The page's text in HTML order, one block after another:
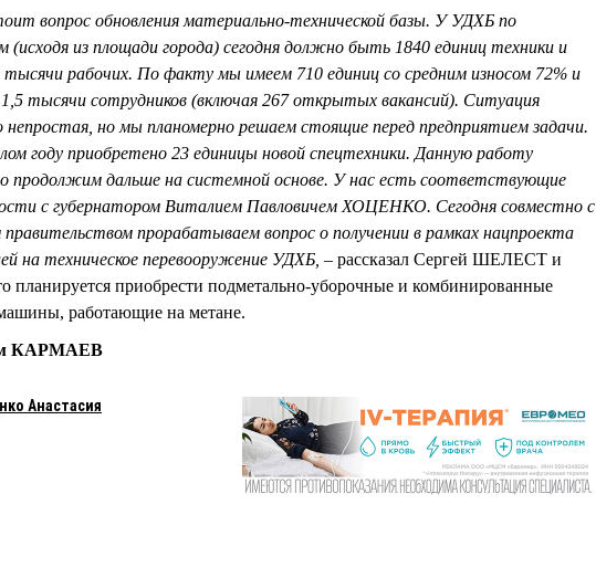
вопрос обновления материально-технической базы. У УДХБ по
(исходя из площади города) сегодня должно быть 1840 единиц техники и
тысячи рабочих. По факту мы имеем 710 единиц со средним износом 72% и
тысячи сотрудников (включая 267 открытых вакансий). Ситуация
непростая, но мы планомерно решаем стоящие перед предприятием задачи.
году приобретено 23 единицы новой спецтехники. Данную работу
продолжим дальше на системной основе. У нас есть соответствующие
с губернатором Виталием Павловичем ХОЦЕНКО. Сегодня совместно с
прорабатываем вопрос о получении в рамках нацпроекта
на техническое перевооружение УДХБ, – рассказал Сергей ШЕЛЕСТ и
планируется приобрести подметально-уборочные и комбинированные
работающие на метане.
КАРМАЕВ
Анастасия